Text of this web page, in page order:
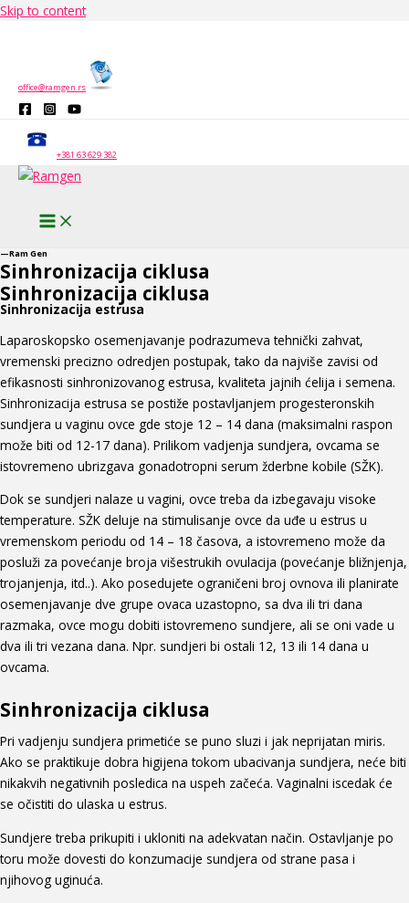
Skip to content
office@ramgen.rs
+381 63 629 382
—Ram Gen
Sinhronizacija ciklusa
Sinhronizacija ciklusa
Sinhronizacija estrusa
Laparoskopsko osemenjavanje podrazumeva tehnički zahvat,
vremenski precizno odredjen postupak, tako da najviše zavisi od
efikasnosti sinhronizovanog estrusa, kvaliteta jajnih ćelija i semena.
Sinhronizacija estrusa se postiže postavljanjem progesteronskih
sundjera u vaginu ovce gde stoje 12 – 14 dana (maksimalni raspon
može biti od 12-17 dana). Prilikom vadjenja sundjera, ovcama se
istovremeno ubrizgava gonadotropni serum žderbne kobile (SŽK).
Dok se sundjeri nalaze u vagini, ovce treba da izbegavaju visoke
temperature. SŽK deluje na stimulisanje ovce da uđe u estrus u
vremenskom periodu od 14 – 18 časova, a istovremeno može da
posluži za povećanje broja višestrukih ovulacija (povećanje bližnjenja,
trojanjenja, itd..). Ako posedujete ograničeni broj ovnova ili planirate
osemenjavanje dve grupe ovaca uzastopno, sa dva ili tri dana
razmaka, ovce mogu dobiti istovremeno sundjere, ali se oni vade u
dva ili tri vezana dana. Npr. sundjeri bi ostali 12, 13 ili 14 dana u
ovcama.
Sinhronizacija ciklusa
Pri vadjenju sundjera primetiće se puno sluzi i jak neprijatan miris.
Ako se praktikuje dobra higijena tokom ubacivanja sundjera, neće biti
nikakvih negativnih posledica na uspeh začeća. Vaginalni iscedak će
se očistiti do ulaska u estrus.
Sundjere treba prikupiti i ukloniti na adekvatan način. Ostavljanje po
toru može dovesti do konzumacije sundjera od strane pasa i
njihovog uginuća.